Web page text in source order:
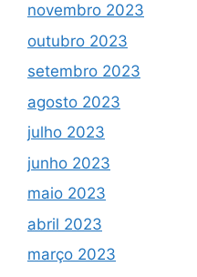
novembro 2023
outubro 2023
setembro 2023
agosto 2023
julho 2023
junho 2023
maio 2023
abril 2023
março 2023